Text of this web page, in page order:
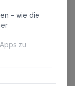
gerne
– wie die
zu